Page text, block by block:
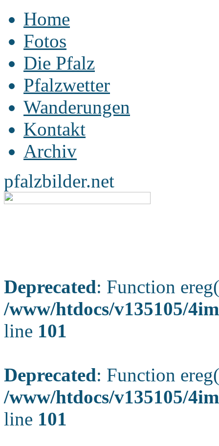
Home
Fotos
Die Pfalz
Pfalzwetter
Wanderungen
Kontakt
Archiv
pfalzbilder.net
Deprecated: Function
/www/htdocs/v135105/
line 101
Deprecated: Function
/www/htdocs/v135105/
line 101